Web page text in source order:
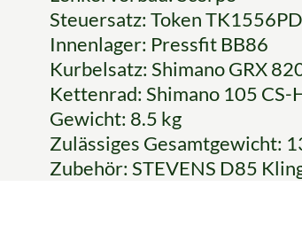
Steuersatz: Token TK1556PD
Innenlager: Pressfit BB86
Kurbelsatz: Shimano GRX
Kettenrad: Shimano 105
Gewicht: 8.5 kg
Zulässiges Gesamtgewicht:
Zubehör: STEVENS D85